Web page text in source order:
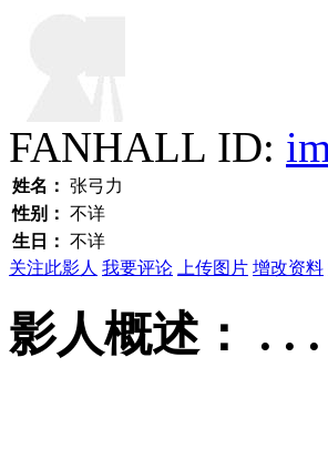
FANHALL ID:
姓名： 张弓力
性别： 不详
生日： 不详
关注此影人 我要评论 上传图片 增改资料
影人概述： . . .